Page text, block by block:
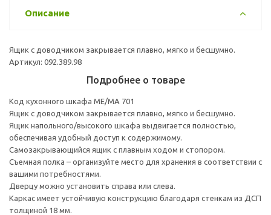
Описание
Ящик с доводчиком закрывается плавно, мягко и бесшумно.
Артикул: 092.389.98
Подробнее о товаре
Код кухонного шкафа ME/MA 701
Ящик с доводчиком закрывается плавно, мягко и бесшумно.
Ящик напольного/высокого шкафа выдвигается полностью,
обеспечивая удобный доступ к содержимому.
Cамозакрывающийся ящик с плавным ходом и стопором.
Съемная полка – организуйте место для хранения в соответствии с
вашими потребностями.
Дверцу можно установить справа или слева.
Каркас имеет устойчивую конструкцию благодаря стенкам из ДСП
толщиной 18 мм.